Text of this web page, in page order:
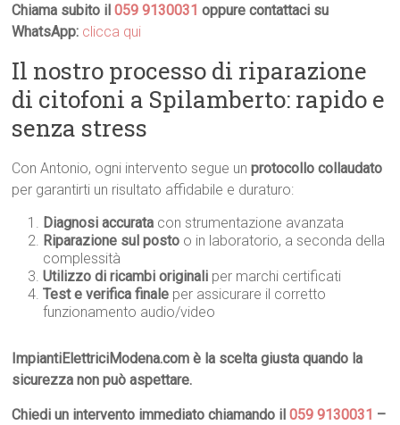
Chiama subito il059 9130031 oppure contattaci su
WhatsApp: clicca qui
Il nostro processo di riparazione
di citofoni a Spilamberto: rapido e
senza stress
Con Antonio, ogni intervento segue unprotocollo collaudato
per garantirti un risultato affidabile e duraturo:
Diagnosi accurata con strumentazione avanzata
Riparazione sul posto o in laboratorio, a seconda della
complessità
Utilizzo di ricambi originali per marchi certificati
Test e verifica finale per assicurare il corretto
funzionamento audio/video
ImpiantiElettriciModena.com è la scelta giusta quando la
sicurezza non può aspettare.
Chiedi un intervento immediato chiamando il059 9130031 –